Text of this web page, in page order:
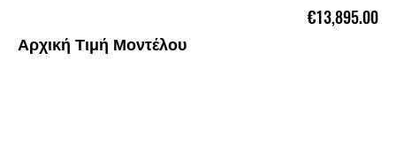
€13,895.00
Αρχική Τιμή Μοντέλου